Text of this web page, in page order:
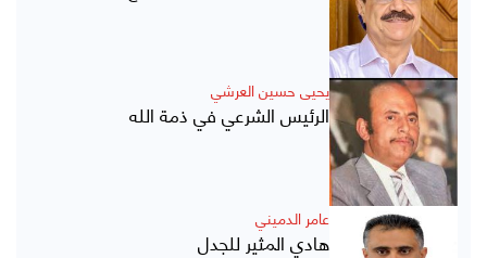
يحيى حسين العرشي
الرئيس الشرعي في ذمة الله
عامر الدميني
هادي المثير للجدل